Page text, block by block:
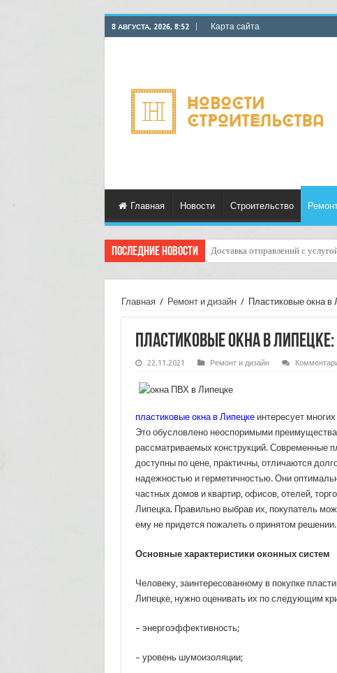
8 АВГУСТА, 2026, 8:52 Карта сайта
Главная Новости Строительство
Последние новости Курьерские услуги для
Главная / Ремонт и дизайн / Пластиковые окна
Пластиковые окна в
22.11.2021 Ремонт и дизайн
пластиковые окна в Липецкеинтересует
Это обусловлено неоспоримыми
рассматриваемых конструкций. Современные
доступны по цене, практичны, отличаются
надежностью и герметичностью. Они
частных домов и квартир, офисов, отелей,
Липецка. Правильно выбрав их, покупатель
ему не придется пожалеть о принятом решении.
Основные характеристики оконных систем
Человеку, заинтересованному в покупке
Липецке, нужно оценивать их по следующим
– энергоэффективность;
– уровень шумоизоляции;